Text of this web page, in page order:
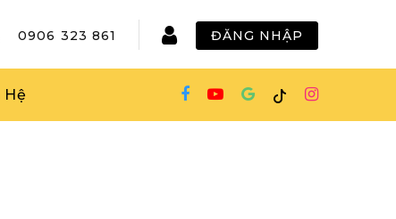
0906 323 861 ĐĂNG NHẬP
Hệ